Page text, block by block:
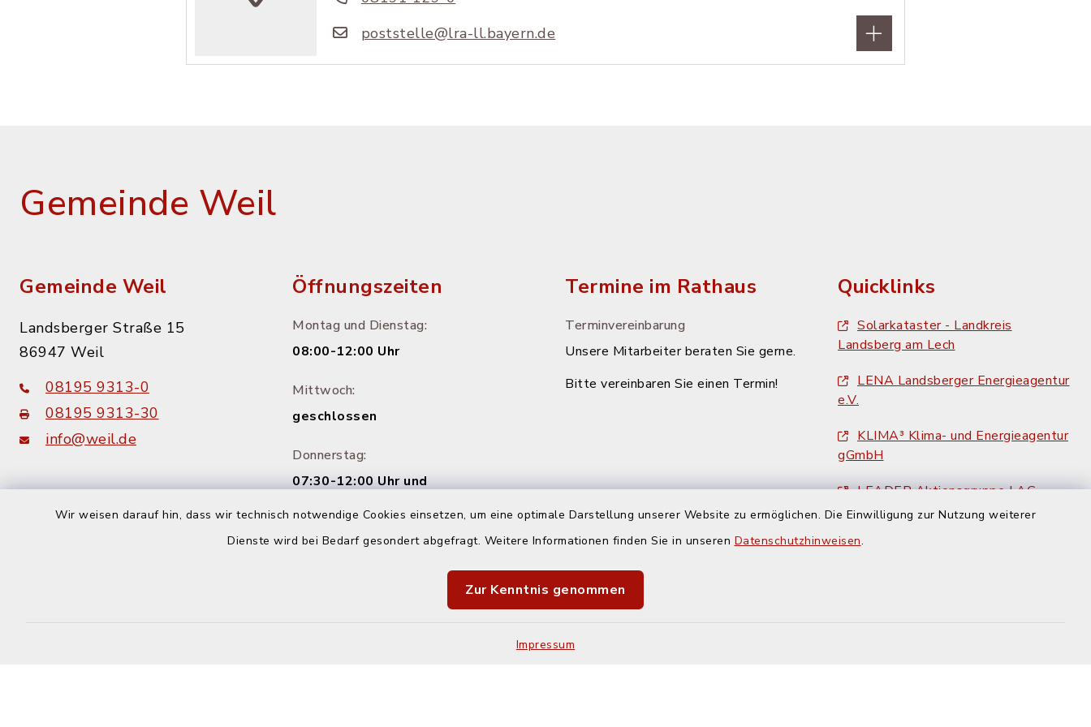
Wir weisen darauf hin, dass wir technisch notwendige Cookies einsetzen, um eine optimale Darstellung unserer Website zu ermöglichen. Die Einwilligung zur Nutzung weiterer
Dienste wird bei Bedarf gesondert abgefragt. Weitere Informationen finden Sie in unseren Datenschutzhinweisen.
Zur Kenntnis genommen
Impressum
poststelle@lra-ll.bayern.de
Gemeinde Weil
Gemeinde Weil
Landsberger Straße 15
86947 Weil
08195 9313-0
08195 9313-30
info@weil.de
Öffnungszeiten
Montag und Dienstag:
08:00-12:00 Uhr
Mittwoch:
geschlossen
Donnerstag:
07:30-12:00 Uhr und
14:00-18:00 Uhr
Termine im Rathaus
Terminvereinbarung
Unsere Mitarbeiter beraten Sie gerne.
Bitte vereinbaren Sie einen Termin!
Quicklinks
Solarkataster - Landkreis
Landsberg am Lech
LENA Landsberger Energieagentur
e.V.
KLIMA³ Klima- und Energieagentur
gGmbH
LEADER Aktionsgruppe LAG
Ammersee e. V.
Landkreis Landsberg am Lech